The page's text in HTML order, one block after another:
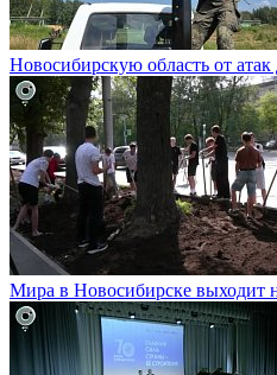
Новосибирскую область от атак
Мира в Новосибирске